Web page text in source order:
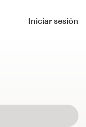
Iniciar sesión